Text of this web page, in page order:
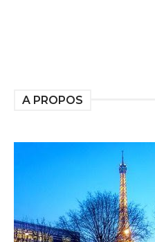
A PROPOS